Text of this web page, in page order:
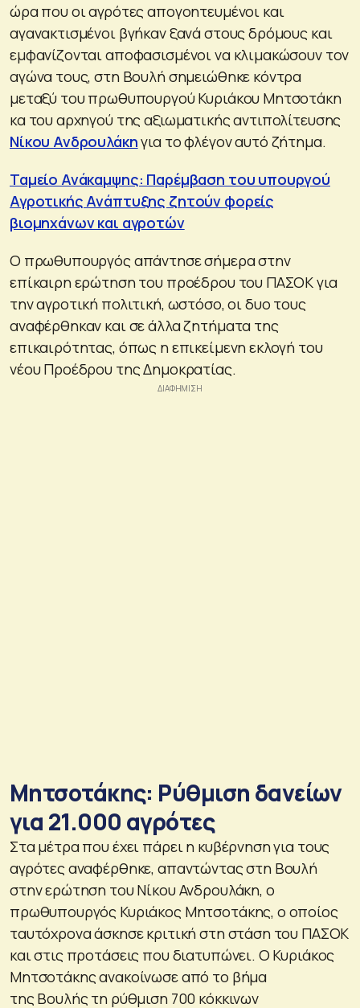
ώρα που οι αγρότες απογοητευμένοι και
αγανακτισμένοι βγήκαν ξανά στους δρόμους και
εμφανίζονται αποφασισμένοι να κλιμακώσουν τον
αγώνα τους, στη Βουλή σημειώθηκε κόντρα
μεταξύ του πρωθυπουργού Κυριάκου Μητσοτάκη
κα του αρχηγού της αξιωματικής αντιπολίτευσης
Νίκου Ανδρουλάκηγια το φλέγον αυτό ζήτημα.
Ταμείο Ανάκαμψης: Παρέμβαση του υπουργού
Αγροτικής Ανάπτυξης ζητούν φορείς
βιομηχάνων και αγροτών
Ο πρωθυπουργός απάντησε σήμερα στην
επίκαιρη ερώτηση του προέδρου του ΠΑΣΟΚ για
την αγροτική πολιτική, ωστόσο, οι δυο τους
αναφέρθηκαν και σε άλλα ζητήματα της
επικαιρότητας, όπως η επικείμενη εκλογή του
νέου Προέδρου της Δημοκρατίας.
Μητσοτάκης: Ρύθμιση δανείων
για 21.000 αγρότες
Στα μέτρα που έχει πάρει η κυβέρνηση για τους
αγρότες αναφέρθηκε, απαντώντας στη Βουλή
στην ερώτηση του Νίκου Ανδρουλάκη, ο
πρωθυπουργός Κυριάκος Μητσοτάκης, ο οποίος
ταυτόχρονα άσκησε κριτική στη στάση του ΠΑΣΟΚ
και στις προτάσεις που διατυπώνει. Ο Κυριάκος
Μητσοτάκης ανακοίνωσε από το βήμα
της Βουλής τη ρύθμιση 700 κόκκινων